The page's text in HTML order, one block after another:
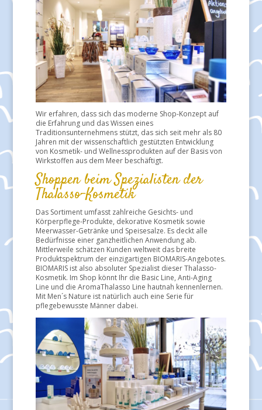
Wir erfahren, dass sich das moderne Shop-Konzept auf
die Erfahrung und das Wissen eines
Traditionsunternehmens stützt, das sich seit mehr als 80
Jahren mit der wissenschaftlich gestützten Entwicklung
von Kosmetik- und Wellnessprodukten auf der Basis von
Wirkstoffen aus dem Meer beschäftigt.
Shoppen beim Spezialisten der
Thalasso-Kosmetik
Das Sortiment umfasst zahlreiche Gesichts- und
Körperpflege-Produkte, dekorative Kosmetik sowie
Meerwasser-Getränke und Speisesalze. Es deckt alle
Bedürfnisse einer ganzheitlichen Anwendung ab.
Mittlerweile schätzen Kunden weltweit das breite
Produktspektrum der einzigartigen BIOMARIS-Angebotes.
BIOMARIS ist also absoluter Spezialist dieser Thalasso-
Kosmetik. Im Shop könnt Ihr die Basic Line, Anti-Aging
Line und die AromaThalasso Line hautnah kennenlernen.
Mit Men´s Nature ist natürlich auch eine Serie für
pflegebewusste Männer dabei.